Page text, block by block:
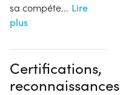
sa compéte... Lire
plus
Certifications,
reconnaissances